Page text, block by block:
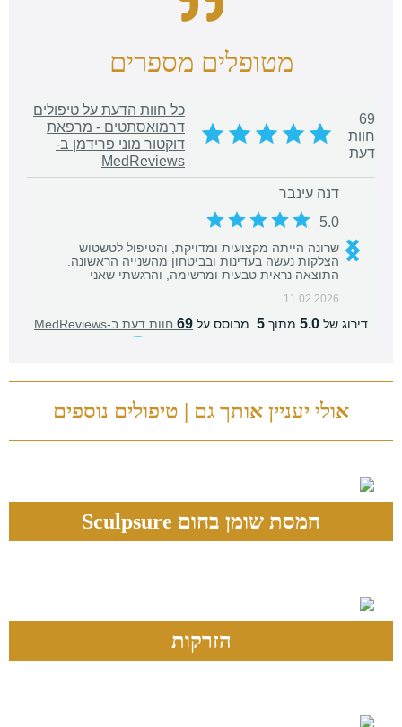
מטופלים מספרים
אולי יעניין אותך גם | טיפולים נוספים
המסת שומן בחום Sculpsure
הזרקות